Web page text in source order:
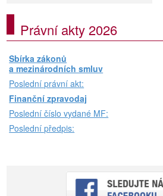
Právní akty 2026
Sbírka zákonů
a mezinárodních smluv
Poslední právní akt:
Finanční zpravodaj
Poslední číslo vydané MF:
Poslední předpis: